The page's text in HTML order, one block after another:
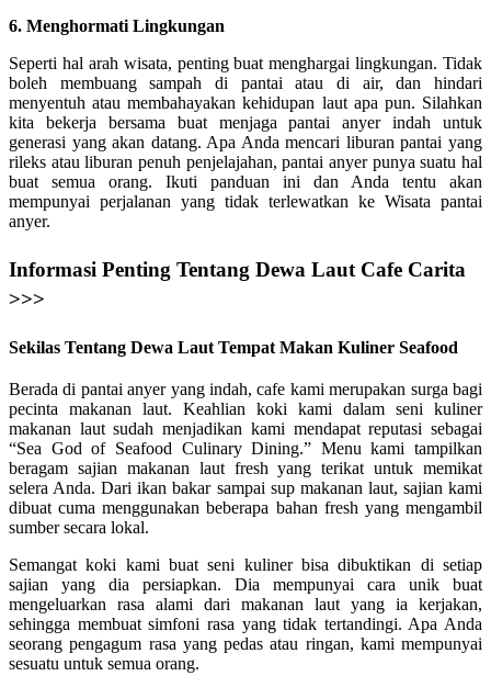
6. Menghormati Lingkungan
Seperti hal arah wisata, penting buat menghargai lingkungan. Tidak
boleh membuang sampah di pantai atau di air, dan hindari
menyentuh atau membahayakan kehidupan laut apa pun. Silahkan
kita bekerja bersama buat menjaga pantai anyer indah untuk
generasi yang akan datang. Apa Anda mencari liburan pantai yang
rileks atau liburan penuh penjelajahan, pantai anyer punya suatu hal
buat semua orang. Ikuti panduan ini dan Anda tentu akan
mempunyai perjalanan yang tidak terlewatkan ke Wisata pantai
anyer.
Informasi Penting Tentang Dewa Laut Cafe Carita
>>>
Sekilas Tentang Dewa Laut Tempat Makan Kuliner Seafood
Berada di pantai anyer yang indah, cafe kami merupakan surga bagi
pecinta makanan laut. Keahlian koki kami dalam seni kuliner
makanan laut sudah menjadikan kami mendapat reputasi sebagai
“Sea God of Seafood Culinary Dining.” Menu kami tampilkan
beragam sajian makanan laut fresh yang terikat untuk memikat
selera Anda. Dari ikan bakar sampai sup makanan laut, sajian kami
dibuat cuma menggunakan beberapa bahan fresh yang mengambil
sumber secara lokal.
Semangat koki kami buat seni kuliner bisa dibuktikan di setiap
sajian yang dia persiapkan. Dia mempunyai cara unik buat
mengeluarkan rasa alami dari makanan laut yang ia kerjakan,
sehingga membuat simfoni rasa yang tidak tertandingi. Apa Anda
seorang pengagum rasa yang pedas atau ringan, kami mempunyai
sesuatu untuk semua orang.